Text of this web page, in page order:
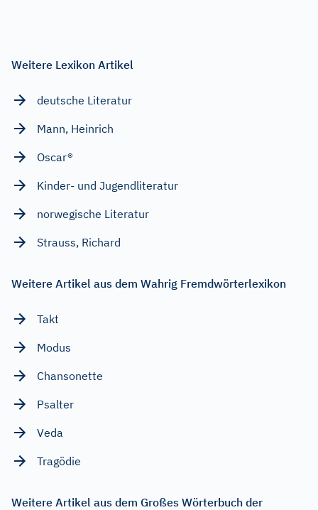
Weitere Lexikon Artikel
deutsche Literatur
Mann, Heinrich
Oscar®
Kinder- und Jugendliteratur
norwegische Literatur
Strauss, Richard
Weitere Artikel aus dem Wahrig Fremdwörterlexikon
Takt
Modus
Chansonette
Psalter
Veda
Tragödie
Weitere Artikel aus dem Großes Wörterbuch der